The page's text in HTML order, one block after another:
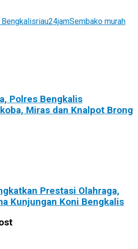
riau24jamSembako murah
Polres Bengkalis
Miras dan Knalpot Brong
Prestasi Olahraga,
Kunjungan Koni Bengkalis